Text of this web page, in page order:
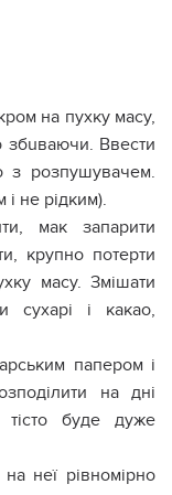
на пухку масу,
збuваючи. Ввести
з розпушувачем.
і не рідким).
мак запарити
крупно потерти
масу. Змішати
сухарі і какао,
папером і
на дні
буде дуже
неї рівномірно